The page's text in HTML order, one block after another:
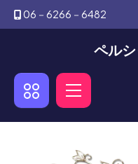
06－6266－6482
ペル